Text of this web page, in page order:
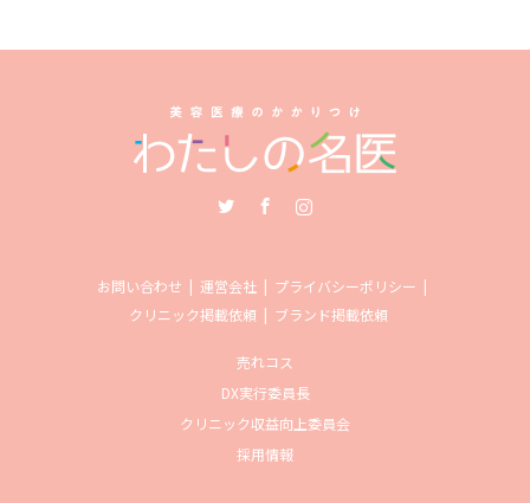
お問い合わせ 運営会社
プライバシーポリシー
クリニック掲載依頼
ブランド掲載依頼
売れコス
DX実行委員長
クリニック収益向上委員会
採用情報